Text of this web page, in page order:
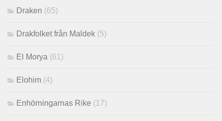
Draken (65)
Drakfolket från Maldek (5)
El Morya (61)
Elohim (4)
Enhörningarnas Rike (17)